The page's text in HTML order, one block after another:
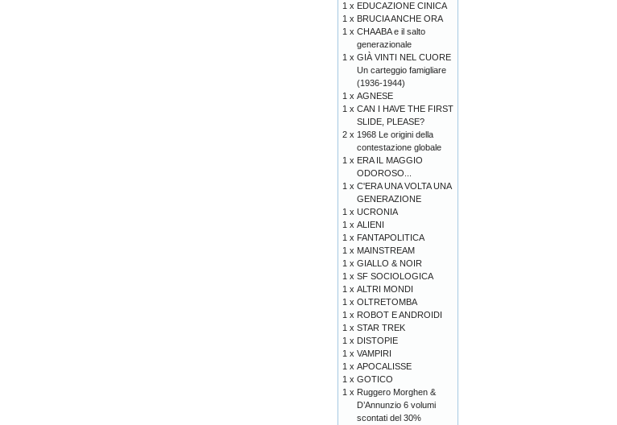
1 x EDUCAZIONE CINICA
1 x BRUCIA ANCHE ORA
1 x CHAABA e il salto
generazionale
1 x GIÀ VINTI NEL CUORE
Un carteggio famigliare
(1936-1944)
1 x AGNESE
1 x CAN I HAVE THE FIRST
SLIDE, PLEASE?
2 x 1968 Le origini della
contestazione globale
1 x ERA IL MAGGIO
ODOROSO...
1 x C'ERA UNA VOLTA UNA
GENERAZIONE
1 x UCRONIA
1 x ALIENI
1 x FANTAPOLITICA
1 x MAINSTREAM
1 x GIALLO & NOIR
1 x SF SOCIOLOGICA
1 x ALTRI MONDI
1 x OLTRETOMBA
1 x ROBOT E ANDROIDI
1 x STAR TREK
1 x DISTOPIE
1 x VAMPIRI
1 x APOCALISSE
1 x GOTICO
1 x Ruggero Morghen &
D’Annunzio 6 volumi
scontati del 30%